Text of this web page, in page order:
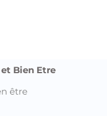
Bien Etre
être